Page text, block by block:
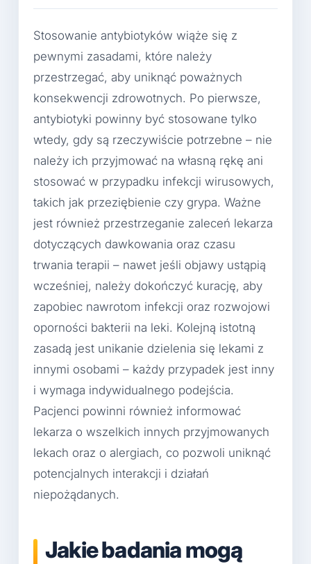
Stosowanie antybiotyków wiąże się z
pewnymi zasadami, które należy
przestrzegać, aby uniknąć poważnych
konsekwencji zdrowotnych. Po pierwsze,
antybiotyki powinny być stosowane tylko
wtedy, gdy są rzeczywiście potrzebne – nie
należy ich przyjmować na własną rękę ani
stosować w przypadku infekcji wirusowych,
takich jak przeziębienie czy grypa. Ważne
jest również przestrzeganie zaleceń lekarza
dotyczących dawkowania oraz czasu
trwania terapii – nawet jeśli objawy ustąpią
wcześniej, należy dokończyć kurację, aby
zapobiec nawrotom infekcji oraz rozwojowi
oporności bakterii na leki. Kolejną istotną
zasadą jest unikanie dzielenia się lekami z
innymi osobami – każdy przypadek jest inny
i wymaga indywidualnego podejścia.
Pacjenci powinni również informować
lekarza o wszelkich innych przyjmowanych
lekach oraz o alergiach, co pozwoli uniknąć
potencjalnych interakcji i działań
niepożądanych.
Jakie badania mogą